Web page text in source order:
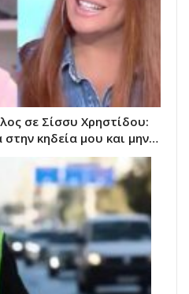
σε Σίσσυ Χρηστίδου:
κηδεία μου και μην…